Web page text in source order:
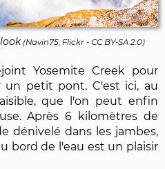
(Navin75, Flickr - CC BY-SA 2.0)
Yosemite Creek pour
un petit pont. C'est ici, au
que l'on peut enfin
Après 6 kilomètres de
dénivelé dans les jambes,
bord de l'eau est un plaisir